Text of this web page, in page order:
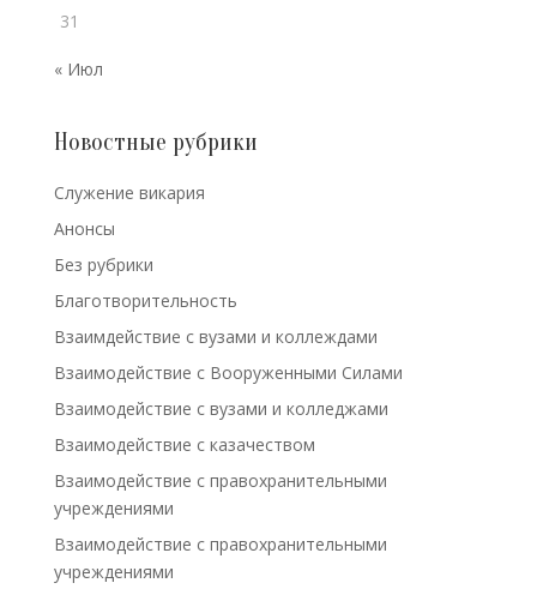
31
« Июл
Новостные рубрики
Cлужение викария
Анонсы
Без рубрики
Благотворительность
Взаимдействие с вузами и коллеждами
Взаимодействие с Вооруженными Силами
Взаимодействие с вузами и колледжами
Взаимодействие с казачеством
Взаимодействие с правохранительными
учреждениями
Взаимодействие с правохранительными
учреждениями